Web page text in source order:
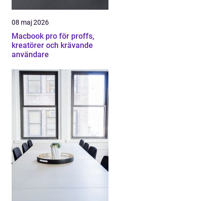
08 maj 2026
Macbook pro för proffs,
kreatörer och krävande
användare